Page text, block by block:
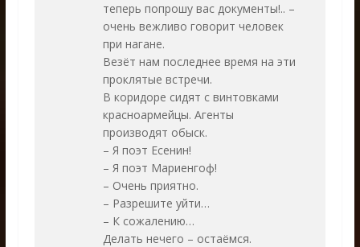
теперь попрошу вас документы!.. –
очень вежливо говорит человек
при нагане.
Везёт нам последнее время на эти
проклятые встречи.
В коридоре сидят с винтовками
красноармейцы. Агенты
производят обыск.
– Я поэт Есенин!
– Я поэт Мариенгоф!
– Очень приятно.
– Разрешите уйти…
– К сожалению…
Делать нечего – остаёмся.